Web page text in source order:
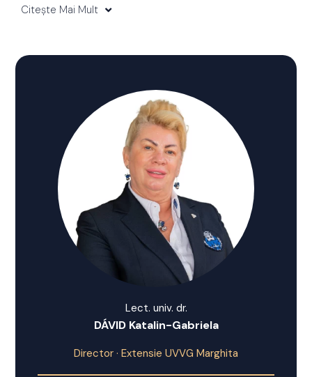
Citește Mai Mult
Lect. univ. dr.
DÁVID Katalin-Gabriela
Director · Extensie UVVG Marghita